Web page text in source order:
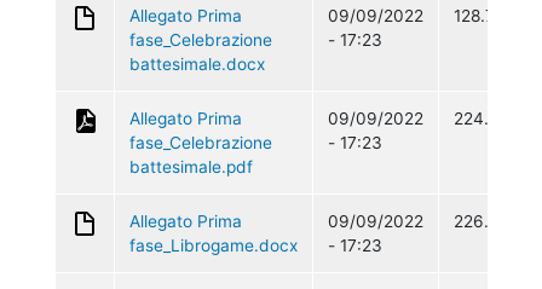
Allegato Prima
fase_Celebrazione
battesimale.docx
09/09/2022
- 17:23
128.73 KB
Allegato Prima
fase_Celebrazione
battesimale.pdf
09/09/2022
- 17:23
224.76 KB
Allegato Prima
fase_Librogame.docx
09/09/2022
- 17:23
226.61 KB